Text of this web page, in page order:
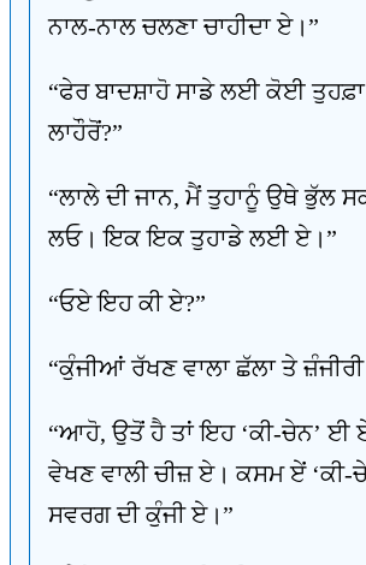
ਨਾਲ-ਨਾਲ ਚਲਣਾ ਚਾਹੀਦਾ ਏ।”
“ਫੇਰ ਬਾਦਸ਼ਾਹੋ ਸਾਡੇ ਲਈ ਕੋਈ
ਲਾਹੌਰੋਂ?”
“ਲਾਲੇ ਦੀ ਜਾਨ, ਮੈਂ ਤੁਹਾਨੂੰ ਉਥੇ ਭੁੱਲ
ਲਓ। ਇਕ ਇਕ ਤੁਹਾਡੇ ਲਈ ਏ।”
“ਓਏ ਇਹ ਕੀ ਏ?”
“ਕੁੰਜੀਆਂ ਰੱਖਣ ਵਾਲਾ ਛੱਲਾ ਤੇ
“ਆਹੋ, ਉਤੋਂ ਹੈ ਤਾਂ ਇਹ ‘ਕੀ-ਚੇਨ’
ਵੇਖਣ ਵਾਲੀ ਚੀਜ਼ ਏ। ਕਸਮ ਏਂ ‘ਕੀ-
ਸਵਰਗ ਦੀ ਕੁੰਜੀ ਏ।”